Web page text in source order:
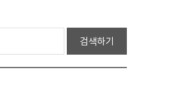
검색하기